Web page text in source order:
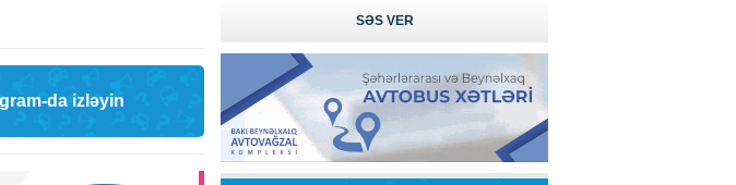
da izləyin